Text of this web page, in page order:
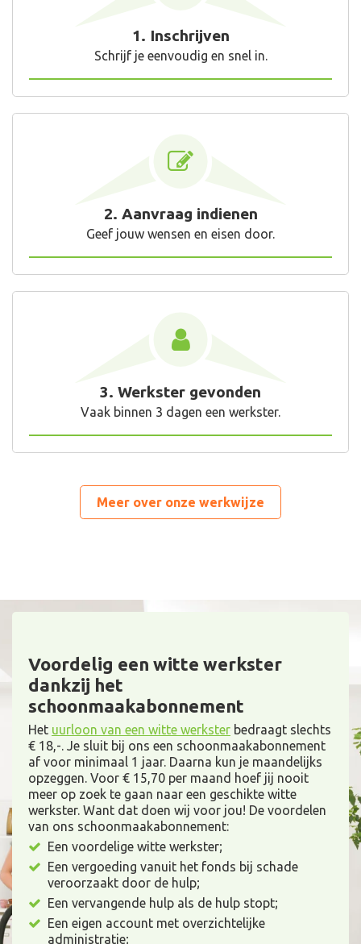
1. Inschrijven
Schrijf je eenvoudig en snel in.
2. Aanvraag indienen
Geef jouw wensen en eisen door.
3. Werkster gevonden
Vaak binnen 3 dagen een werkster.
Meer over onze werkwijze
Voordelig een witte werkster
dankzij het
schoonmaakabonnement
Het uurloon van een witte werkster bedraagt slechts
€ 18,-. Je sluit bij ons een schoonmaakabonnement
af voor minimaal 1 jaar. Daarna kun je maandelijks
opzeggen. Voor € 15,70 per maand hoef jij nooit
meer op zoek te gaan naar een geschikte witte
werkster. Want dat doen wij voor jou! De voordelen
van ons schoonmaakabonnement:
Een voordelige witte werkster;
Een vergoeding vanuit het fonds bij schade
veroorzaakt door de hulp;
Een vervangende hulp als de hulp stopt;
Een eigen account met overzichtelijke
administratie;